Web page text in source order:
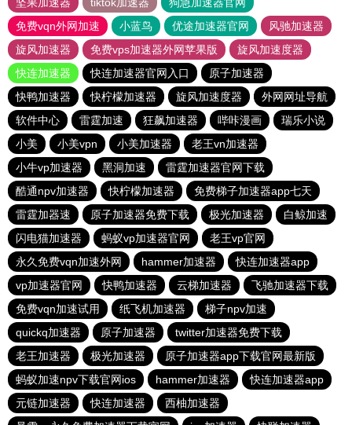
坚果加速器
tiktok加速器
狗急加速器官网
免费vqn外网加速
小蓝鸟 优途加速器官网
风驰加速器
旋风加速器
免费vps加速器外网苹果版
旋风加速度器
快连加速器
快连加速器官网入口
原子加速器
快鸭加速器
快柠檬加速器 旋风加速度器
外网网址导航
软件中心
雷霆加速 狂飙加速器 哔咔漫画
瑞乐小说
小美
小美vpn 小美加速器
老王vn加速器
小牛vp加速器
黑洞加速
雷霆加速器官网下载
酷通npv加速器
快柠檬加速器
免费梯子加速器app七天
雷霆加器速
原子加速器免费下载 极光加速器
白鲸加速
闪电猫加速器
蚂蚁vp加速器官网
老王vp官网
永久免费vqn加速外网
hammer加速器
快连加速器app
vp加速器官网
快鸭加速器 云梯加速器
飞驰加速器下载
免费vqn加速试用
纸飞机加速器
梯子npv加速
quickq加速器
原子加速器
twitter加速器免费下载
老王加速器
极光加速器
原子加速器app下载官网最新版
蚂蚁加速npv下载官网ios
hammer加速器
快连加速器app
元链加速器
快连加速器
西柚加速器